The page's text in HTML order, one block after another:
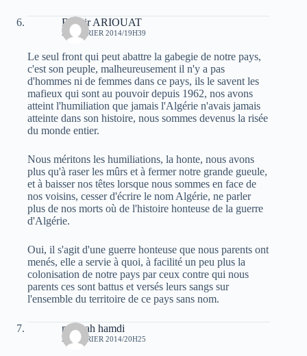
Bachir ARIOUAT
27 FÉVRIER 2014/19H39
Le seul front qui peut abattre la gabegie de notre pays,
c'est son peuple, malheureusement il n'y a pas
d'hommes ni de femmes dans ce pays, ils le savent les
mafieux qui sont au pouvoir depuis 1962, nos avons
atteint l'humiliation que jamais l'Algérie n'avais jamais
atteinte dans son histoire, nous sommes devenus la risée
du monde entier.
Nous méritons les humiliations, la honte, nous avons
plus qu'à raser les mûrs et à fermer notre grande gueule,
et à baisser nos têtes lorsque nous sommes en face de
nos voisins, cesser d'écrire le nom Algérie, ne parler
plus de nos morts où de l'histoire honteuse de la guerre
d'Algérie.
Oui, il s'agit d'une guerre honteuse que nous parents ont
menés, elle a servie à quoi, à facilité un peu plus la
colonisation de notre pays par ceux contre qui nous
parents ces sont battus et versés leurs sangs sur
l'ensemble du territoire de ce pays sans nom.
mosbah hamdi
27 FÉVRIER 2014/20H25